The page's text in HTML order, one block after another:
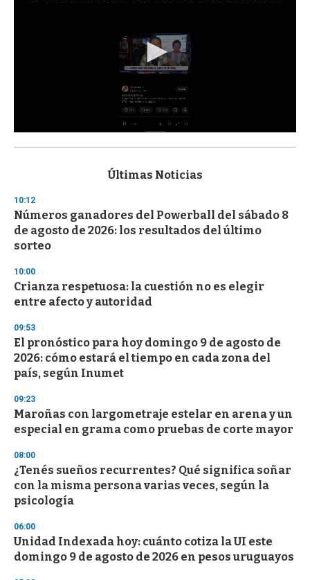
s
d
s
o
f
3
s
e
c
o
d
s
Últimas Noticias
10:12
Números ganadores del Powerball del sábado 8
de agosto de 2026: los resultados del último
sorteo
10:00
Crianza respetuosa: la cuestión no es elegir
entre afecto y autoridad
09:53
El pronóstico para hoy domingo 9 de agosto de
2026: cómo estará el tiempo en cada zona del
país, según Inumet
09:23
Maroñas con largometraje estelar en arena y un
especial en grama como pruebas de corte mayor
08:00
¿Tenés sueños recurrentes? Qué significa soñar
con la misma persona varias veces, según la
psicología
06:00
Unidad Indexada hoy: cuánto cotiza la UI este
domingo 9 de agosto de 2026 en pesos uruguayos